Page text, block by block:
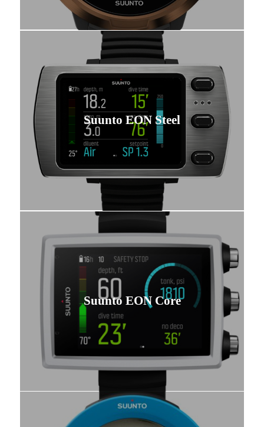
Suunto EON Steel
Suunto EON Core